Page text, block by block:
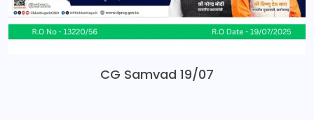
CG Samvad 19/07